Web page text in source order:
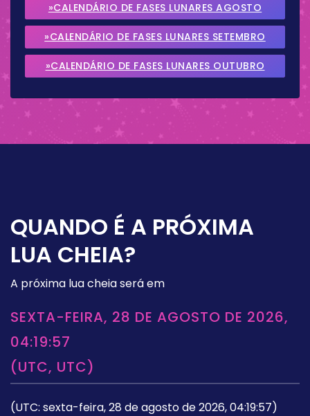
»CALENDÁRIO DE FASES LUNARES AGOSTO
2026
»CALENDÁRIO DE FASES LUNARES SETEMBRO
2026
»CALENDÁRIO DE FASES LUNARES OUTUBRO
QUANDO É A PRÓXIMA
LUA CHEIA?
A próxima lua cheia será em
SEXTA-FEIRA, 28 DE AGOSTO DE 2026,
04:19:57
(UTC, UTC)
(UTC: sexta-feira, 28 de agosto de 2026, 04:19:57)